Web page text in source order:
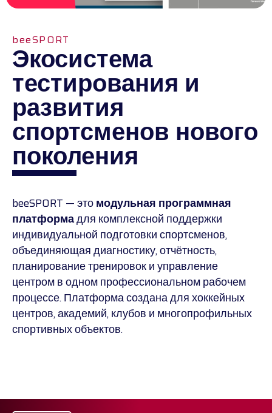
beeSPORT
Экосистема
тестирования и
развития
спортсменов нового
поколения
beeSPORT — этомодульная программная
платформадля комплексной поддержки
индивидуальной подготовки спортсменов,
объединяющая диагностику, отчётность,
планирование тренировок и управление
центром в одном профессиональном рабочем
процессе. Платформа создана для хоккейных
центров, академий, клубов и многопрофильных
спортивных объектов.